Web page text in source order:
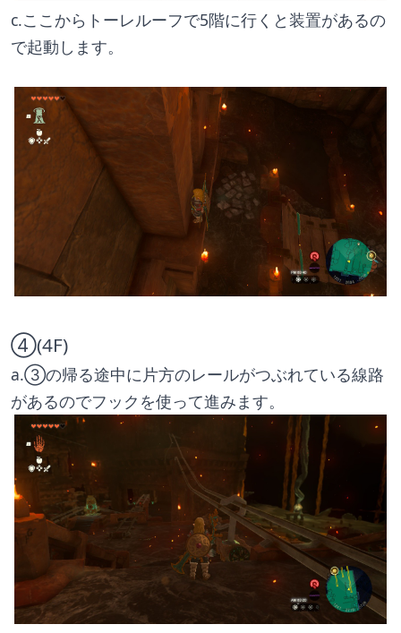
c.ここからトーレルーフで5階に行くと装置があるの
で起動します。
④(4F)
a.③の帰る途中に片方のレールがつぶれている線路
があるのでフックを使って進みます。